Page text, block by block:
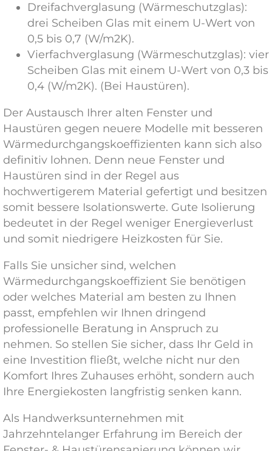
Dreifachverglasung (Wärmeschutzglas):
drei Scheiben Glas mit einem U-Wert von
0,5 bis 0,7 (W/m2K).
Vierfachverglasung (Wärmeschutzglas): vier
Scheiben Glas mit einem U-Wert von 0,3 bis
0,4 (W/m2K). (Bei Haustüren).
Der Austausch Ihrer alten Fenster und
Haustüren gegen neuere Modelle mit besseren
Wärmedurchgangskoeffizienten kann sich also
definitiv lohnen. Denn neue Fenster und
Haustüren sind in der Regel aus
hochwertigerem Material gefertigt und besitzen
somit bessere Isolationswerte. Gute Isolierung
bedeutet in der Regel weniger Energieverlust
und somit niedrigere Heizkosten für Sie.
Falls Sie unsicher sind, welchen
Wärmedurchgangskoeffizient Sie benötigen
oder welches Material am besten zu Ihnen
passt, empfehlen wir Ihnen dringend
professionelle Beratung in Anspruch zu
nehmen. So stellen Sie sicher, dass Ihr Geld in
eine Investition fließt, welche nicht nur den
Komfort Ihres Zuhauses erhöht, sondern auch
Ihre Energiekosten langfristig senken kann.
Als Handwerksunternehmen mit
Jahrzehntelanger Erfahrung im Bereich der